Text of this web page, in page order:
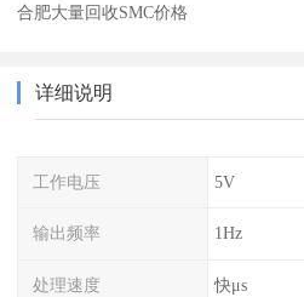
合肥大量回收SMC价格
详细说明
工作电压 5V
输出频率 1Hz
处理速度 快μs